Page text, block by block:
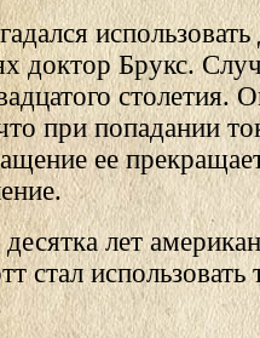
доктор Брукс.
столетия.
при попадании
ее
лет
стал использовать